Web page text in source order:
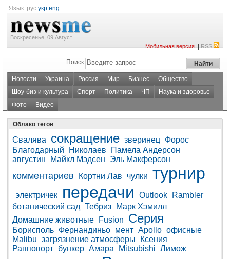
Язык: рус укр eng
Воскресенье, 09 Август
Мобильная версия|RSS
Поиск
Новости Украина Россия Мир Бизнес
Общество
Шоу-биз и культура
Спорт Политика ЧП
Наука и здоровье
Фото
Видео
Облако тегов
Свалява сокращение зверинец
Форос
Благодарный
Николаев
Памела Андерсон
августин
Майкл Мэдсен Эль Макферсон
комментариев Кортни Лав чулки турнир
электричек передачи Outlook
Rambler
ботанический сад Тебриз
Марк Хэмилл
Домашние животные
Fusion Серия
Борисполь Фернандиньо мент Apollo офисные
Malibu загрязнение атмосферы
Ксения
Раппопорт бункер Амара Mitsubishi Лимож